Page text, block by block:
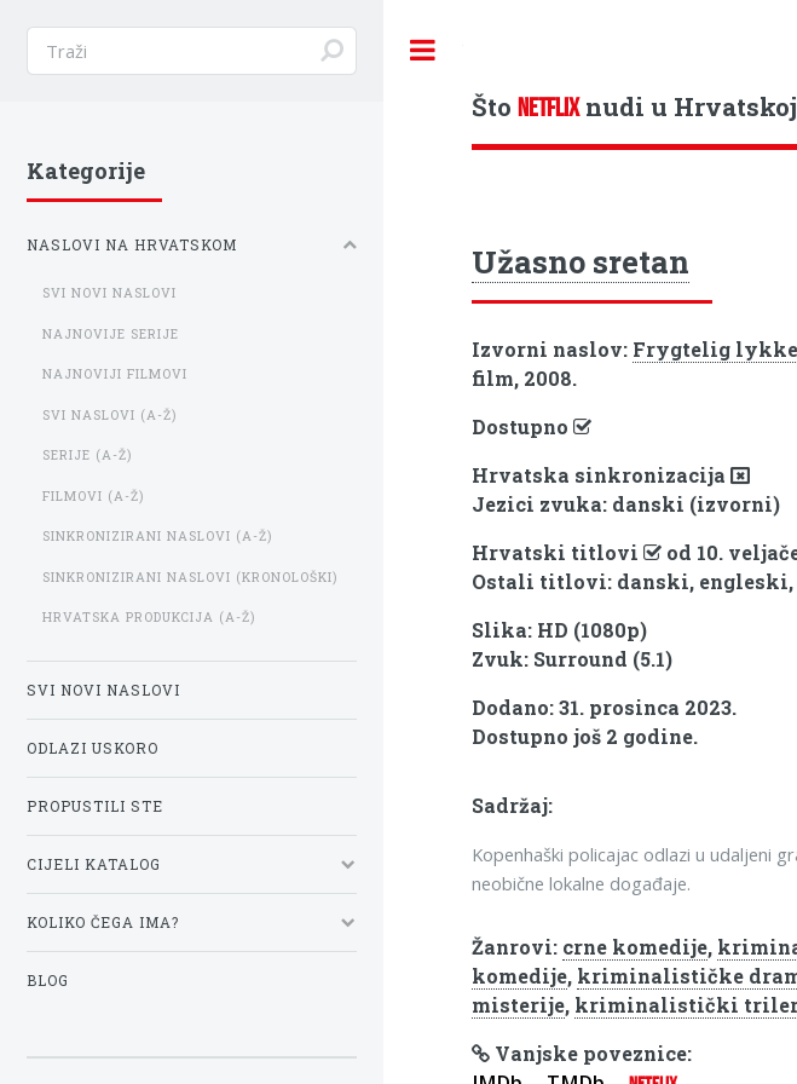
ŠtoNETFLIXnudi u
Užasno sretan
Izvorni naslov: Frygtelig
film, 2008.
Dostupno
Hrvatska sinkronizacija
Jezici zvuka: danski (izvorni)
Hrvatski titlovi
od 10.
Ostali titlovi: danski,
Slika: HD (1080p)
Zvuk: Surround (5.1)
Dodano: 31. prosinca 2023.
Dostupno još 2 godine.
Sadržaj:
Kopenhaški policajac odlazi u udaljeni
neobične lokalne događaje.
Žanrovi: crne komedije,
komedije, kriminalističke
misterije, kriminalistički
Vanjske poveznice:
Kategorije
NASLOVI NA HRVATSKOM
SVI NOVI NASLOVI
NAJNOVIJE SERIJE
NAJNOVIJI FILMOVI
SVI NASLOVI (A-Ž)
SERIJE (A-Ž)
FILMOVI (A-Ž)
SINKRONIZIRANI NASLOVI (A-Ž)
SINKRONIZIRANI NASLOVI (KRONOLOŠKI)
HRVATSKA PRODUKCIJA (A-Ž)
SVI NOVI NASLOVI
ODLAZI USKORO
PROPUSTILI STE
CIJELI KATALOG
KOLIKO ČEGA IMA?
BLOG
Toggle